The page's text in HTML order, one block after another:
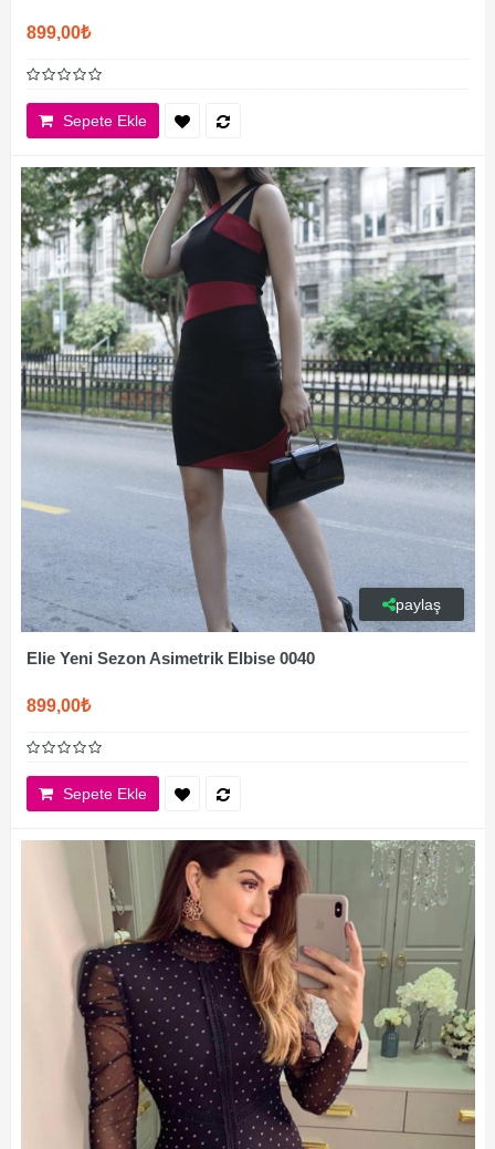
899,00₺
Sepete Ekle
paylaş
Elie Yeni Sezon Asimetrik Elbise 0040
899,00₺
Sepete Ekle